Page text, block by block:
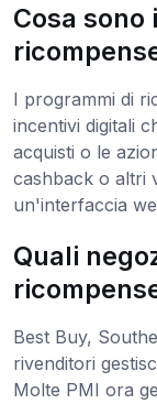
Cosa sono
I programmi di
incentivi digitali
acquisti o le
cashback o altri
un'interfaccia
Quali
Best Buy,
rivenditori
Molte PMI ora